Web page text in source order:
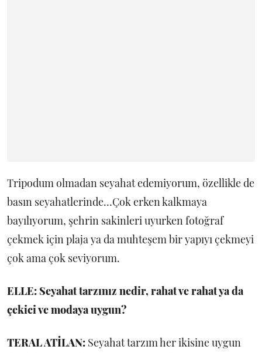
Tripodum olmadan seyahat edemiyorum, özellikle de
basın seyahatlerinde…Çok erken kalkmaya
bayılıyorum, şehrin sakinleri uyurken fotoğraf
çekmek için plaja ya da muhteşem bir yapıyı çekmeyi
çok ama çok seviyorum.
ELLE: Seyahat tarzınız nedir, rahat ve rahat ya da
çekici ve modaya uygun?
TERAL ATİLAN: Seyahat tarzım her ikisine uygun